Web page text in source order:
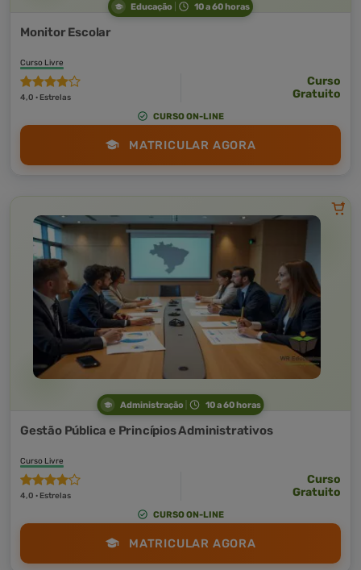
Educação 10 a 60 horas
Monitor Escolar
Curso Livre
4,0 · Estrelas
Curso
Gratuito
CURSO ON-LINE
MATRICULAR AGORA
Administração 10 a 60 horas
Gestão Pública e Princípios Administrativos
Curso Livre
4,0 · Estrelas
Curso
Gratuito
CURSO ON-LINE
MATRICULAR AGORA